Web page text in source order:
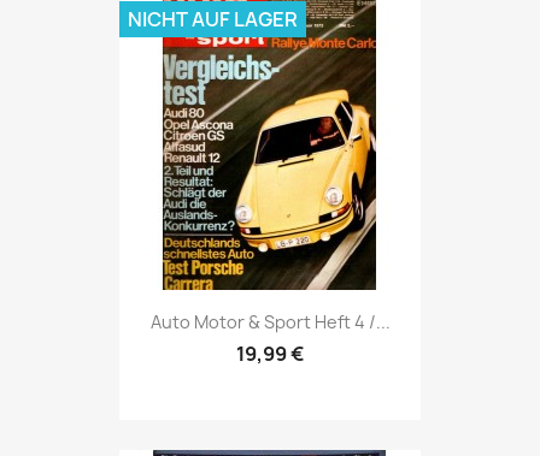
Vorschau
Auto Motor & Sport Heft 4 /...
19,99 €
NICHT AUF LAGER